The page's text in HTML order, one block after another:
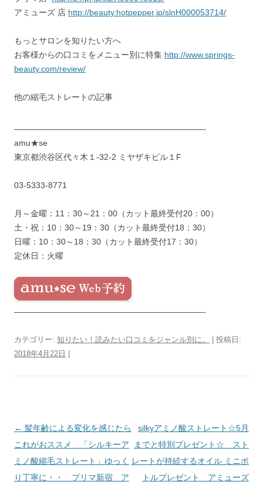
アミューズ 店 http://beauty.hotpepper.jp/slnH000053714/
もっとサロンを知りたい方へ
お客様からの口コミをメニュー別に特集 http://www.springs-
beauty.com/review/
他の縮毛ストレートの記事
———————————————————————-
amu★se
東京都渋谷区代々木１-32-2 ミヤザキビル１F
03-5333-8771
月～金曜：11：30～21：00（カット最終受付20：00）
土・祝：10：30～19：30（カット最終受付18：30）
日曜：10：30～18：30（カット最終受付17：30）
定休日：火曜
———————————————————————-
カテゴリー: 知りたい！読みたい口コミをジャンル別に。
| 投稿日:
2018年4月22日
投
稿
ナ
ビ
← 髪年齢による変化を感じたら
これがおススメ 「シルキーア
ミノ酸縮毛ストレート」ゆっく
り丁寧に・・ プリマ新宿 ア
silkyアミノ酸ストレート☆5月
までと特別プレゼント☆ スト
レートが持続するオイル ミニボ
トルプレゼント アミューズ